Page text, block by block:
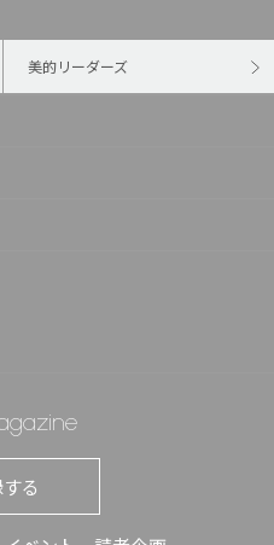
美的リーダーズ
る